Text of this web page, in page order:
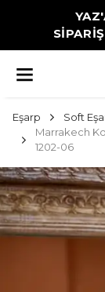
Eşarp
Soft
Marrakech
1202-06